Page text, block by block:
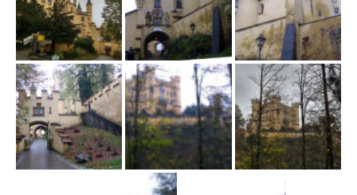
w
i
g